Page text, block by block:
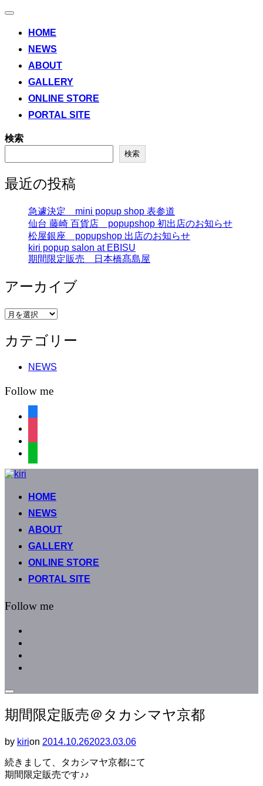
ナ
HOME
NEWS
ABOUT
GALLERY
ONLINE STORE
PORTAL SITE
検索
検索
最近の投稿
急遽決定 mini popup shop 表参道
仙台 藤崎 百貨店 popupshop 初出店のお知らせ
松屋銀座 popupshop 出店のお知らせ
kiri popup salon at EBISU
期間限定販売 日本橋髙島屋
アーカイブ
ア
カ
イ
カテゴリー
NEWS
Follow me
コ
HOME
NEWS
ABOUT
GALLERY
ONLINE STORE
PORTAL SITE
Follow me
サ
イ
ド
ー
と
ナ
ビ
ゲ
期間限定販売＠タカシマヤ京都
by kirion 投
日:
2014.10.262023.03.06
続きまして、タカシマヤ京都にて
期間限定販売です♪♪